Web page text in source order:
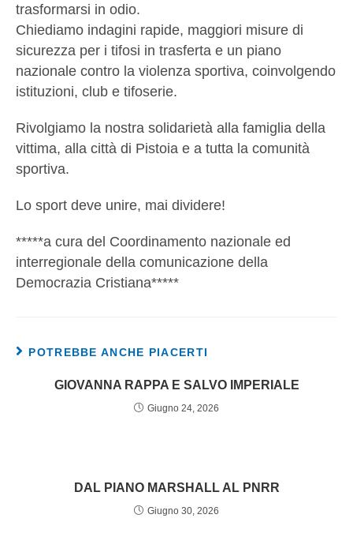
trasformarsi in odio.
Chiediamo indagini rapide, maggiori misure di
sicurezza per i tifosi in trasferta e un piano
nazionale contro la violenza sportiva, coinvolgendo
istituzioni, club e tifoserie.
Rivolgiamo la nostra solidarietà alla famiglia della
vittima, alla città di Pistoia e a tutta la comunità
sportiva.
Lo sport deve unire, mai dividere!
*****a cura del Coordinamento nazionale ed
interregionale della comunicazione della
Democrazia Cristiana*****
POTREBBE ANCHE PIACERTI
GIOVANNA RAPPA E SALVO IMPERIALE
Giugno 24, 2026
DAL PIANO MARSHALL AL PNRR
Giugno 30, 2026